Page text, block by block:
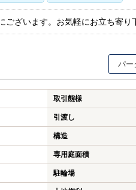
ございます。お気軽にお立ち寄り
パー
取引態様
引渡し
構造
専用庭面積
駐輪場